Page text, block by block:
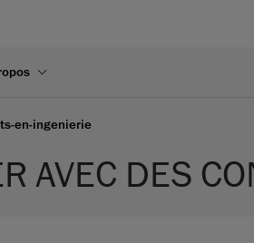
en-ingenierie
AVEC DES